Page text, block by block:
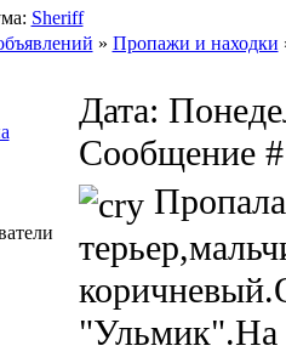
Sheriff
» Пропажи и находки
Дата:
Сообщение
"Ульмик".На